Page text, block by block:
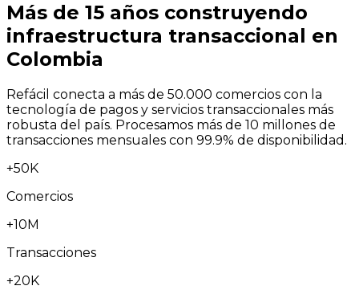
Más de 15 años construyendo
infraestructura transaccional en
Colombia
Refácil conecta a más de 50.000 comercios con la
tecnología de pagos y servicios transaccionales más
robusta del país. Procesamos más de 10 millones de
transacciones mensuales con 99.9% de disponibilidad.
+50K
Comercios
+10M
Transacciones
+20K